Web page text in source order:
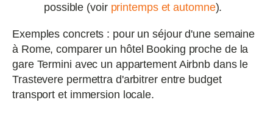
possible (voir printemps et automne).
Exemples concrets : pour un séjour d'une semaine
à Rome, comparer un hôtel Booking proche de la
gare Termini avec un appartement Airbnb dans le
Trastevere permettra d'arbitrer entre budget
transport et immersion locale.